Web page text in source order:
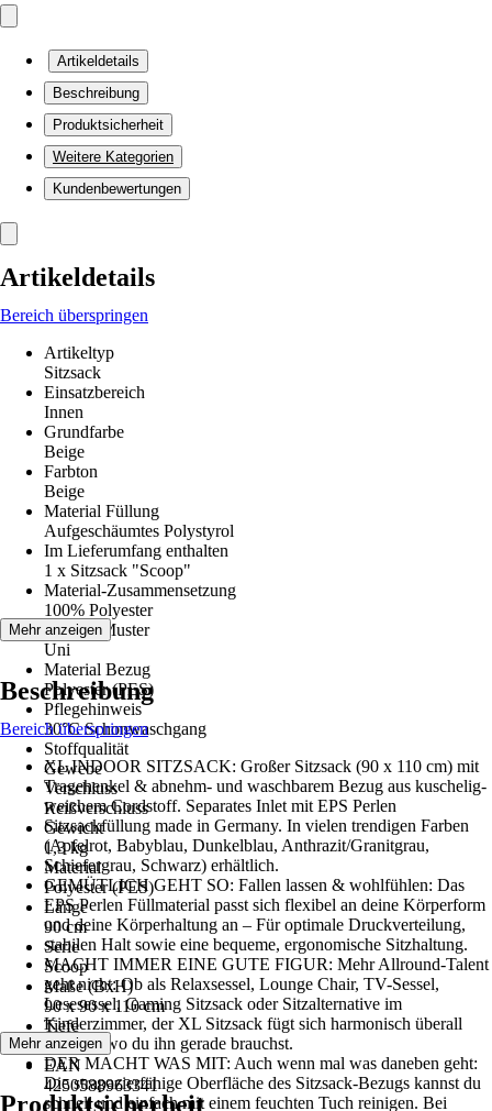
Artikeldetails
Beschreibung
Produktsicherheit
Weitere Kategorien
Kundenbewertungen
Artikeldetails
Bereich überspringen
Artikeltyp
Sitzsack
Einsatzbereich
Innen
Grundfarbe
Beige
Farbton
Beige
Material Füllung
Aufgeschäumtes Polystyrol
Im Lieferumfang enthalten
1 x Sitzsack "Scoop"
Material-Zusammensetzung
100% Polyester
Dekor / Muster
Uni
Material Bezug
Polyester (PES)
Pflegehinweis
30°C Schonwaschgang
Stoffqualität
Gewebe
Verschluss
Reißverschluss
Gewicht
1,3 kg
Material
Polyester (PES)
Länge
90 cm
Serie
Scoop
Maße (BxH)
90 x 90 x 110 cm
Tiefe
90 cm
EAN
4250588963341
Mehr anzeigen
Beschreibung
Bereich überspringen
XL INDOOR SITZSACK: Großer Sitzsack (90 x 110 cm) mit
Tragehenkel & abnehm- und waschbarem Bezug aus kuschelig-
weichem Cordstoff. Separates Inlet mit EPS Perlen
Sitzsackfüllung made in Germany. In vielen trendigen Farben
(Apfelrot, Babyblau, Dunkelblau, Anthrazit/Granitgrau,
Schiefergrau, Schwarz) erhältlich.
GEMÜTLICH GEHT SO: Fallen lassen & wohlfühlen: Das
EPS Perlen Füllmaterial passt sich flexibel an deine Körperform
und deine Körperhaltung an – Für optimale Druckverteilung,
stabilen Halt sowie eine bequeme, ergonomische Sitzhaltung.
MACHT IMMER EINE GUTE FIGUR: Mehr Allround-Talent
geht nicht: Ob als Relaxsessel, Lounge Chair, TV-Sessel,
Lesesessel, Gaming Sitzsack oder Sitzalternative im
Kinderzimmer, der XL Sitzsack fügt sich harmonisch überall
dort ein, wo du ihn gerade brauchst.
DER MACHT WAS MIT: Auch wenn mal was daneben geht:
Die strapazierfähige Oberfläche des Sitzsack-Bezugs kannst du
schnell und einfach mit einem feuchten Tuch reinigen. Bei
Mehr anzeigen
Produktsicherheit